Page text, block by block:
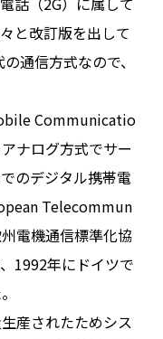
と改訂版を出して
通信方式なので、
Communicatio
ナログ方式でサー
のデジタル携帯電
Telecommun
電機通信標準化協
1992年にドイツで
産されたためシス